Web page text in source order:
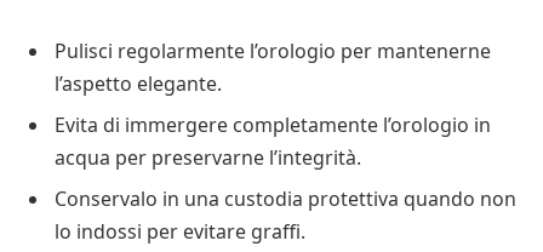
Pulisci regolarmente l’orologio per mantenerne
l’aspetto elegante.
Evita di immergere completamente l’orologio in
acqua per preservarne l’integrità.
Conservalo in una custodia protettiva quando non
lo indossi per evitare graffi.